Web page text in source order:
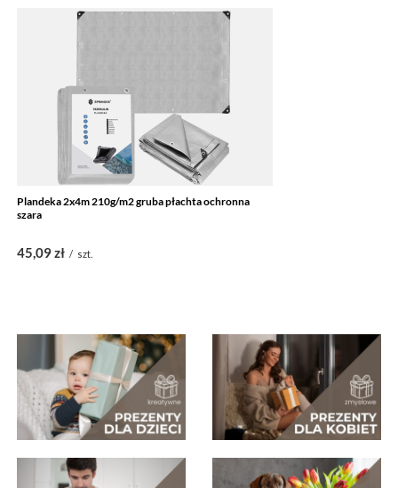
Plandeka 2x4m 210g/m2 gruba płachta ochronna
szara
45,09 zł / szt.